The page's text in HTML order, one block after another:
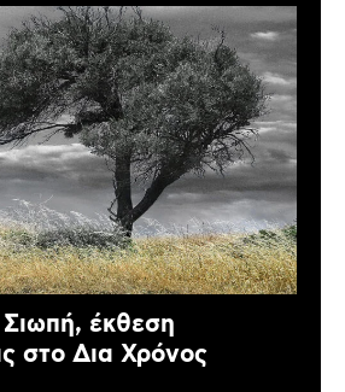
έκθεση
στο Δια Χρόνος